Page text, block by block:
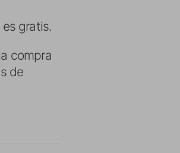
gratis.
compra
de